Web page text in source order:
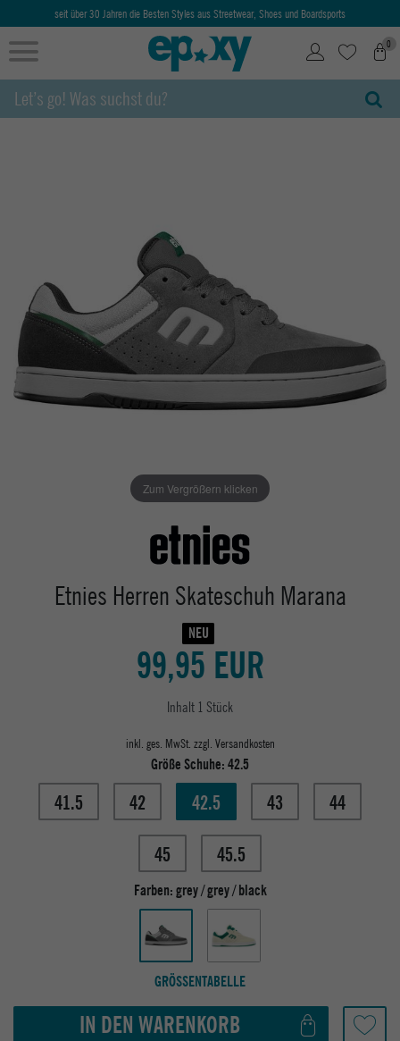
seit über 30 Jahren die Besten Styles aus Streetwear, Shoes und Boardsports
0
Zum Vergrößern klicken
Etnies Herren Skateschuh Marana
NEU
99,95 EUR
Inhalt 1 Stück
inkl. ges. MwSt. zzgl. Versandkosten
Größe Schuhe:42.5
41.5 42 42.5 43 44
45 45.5
Farben:grey / grey / black
GRÖSSENTABELLE
IN DEN WARENKORB